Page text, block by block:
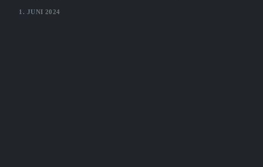
1. JUNI 2024